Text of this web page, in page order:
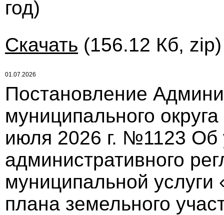
год)
Скачать (156.12 Кб,
01.07.2026
Постановление
муниципального
июля 2026 г. №1123 Об
административного
муниципальной услуги
плана земельного